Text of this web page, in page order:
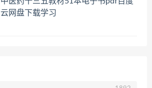
云网盘下载学习